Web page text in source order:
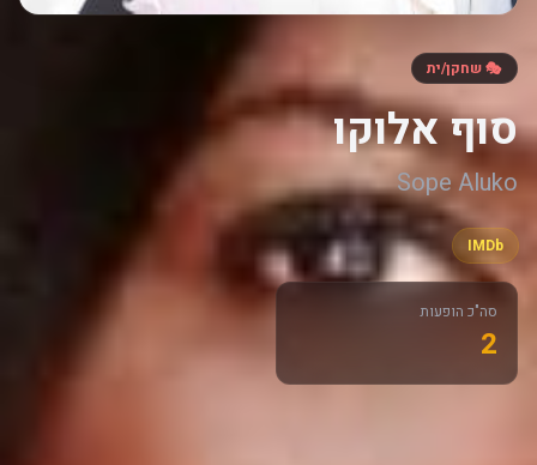
🎭 שחקן/ית
סוף אלוקו
Sope Aluko
IMDb
סה"כ הופעות
2